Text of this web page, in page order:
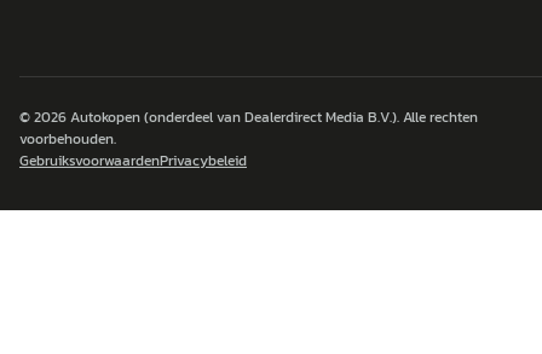
© 2026Autokopen(onderdeel van Dealerdirect Media B.V.). Alle rechten
voorbehouden.
GebruiksvoorwaardenPrivacybeleid